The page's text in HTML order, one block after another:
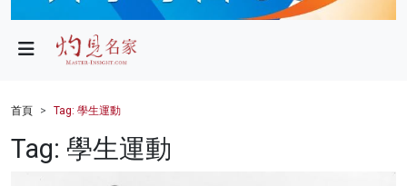
財經
健康
首頁 Tag: 學生運動
Tag: 學生運動